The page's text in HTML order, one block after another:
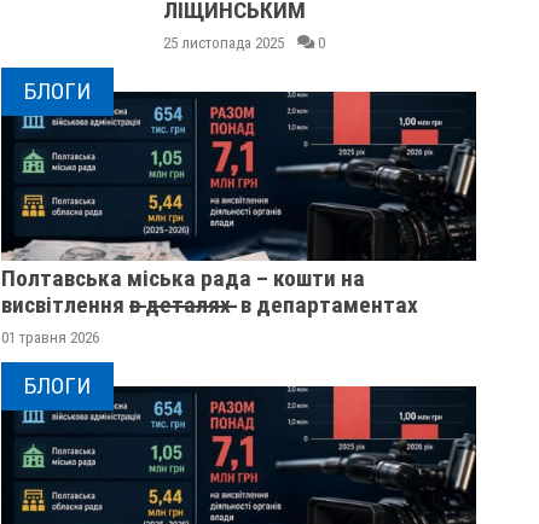
БЛОГИ
Полтавська міська рада – кошти на
висвітлення в̶ ̶д̶е̶т̶а̶л̶я̶х̶ ̶ в департаментах
01 травня 2026
БЛОГИ